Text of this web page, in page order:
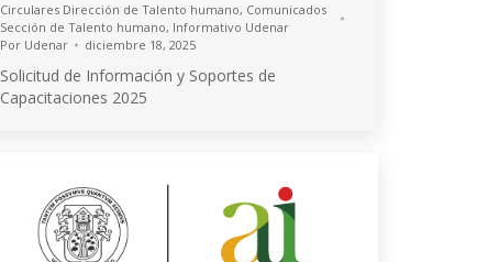
Circulares Dirección de Talento humano, Comunicados
Sección de Talento humano, Informativo Udenar
Por Udenar diciembre 18, 2025
Solicitud de Información y Soportes de
Capacitaciones 2025